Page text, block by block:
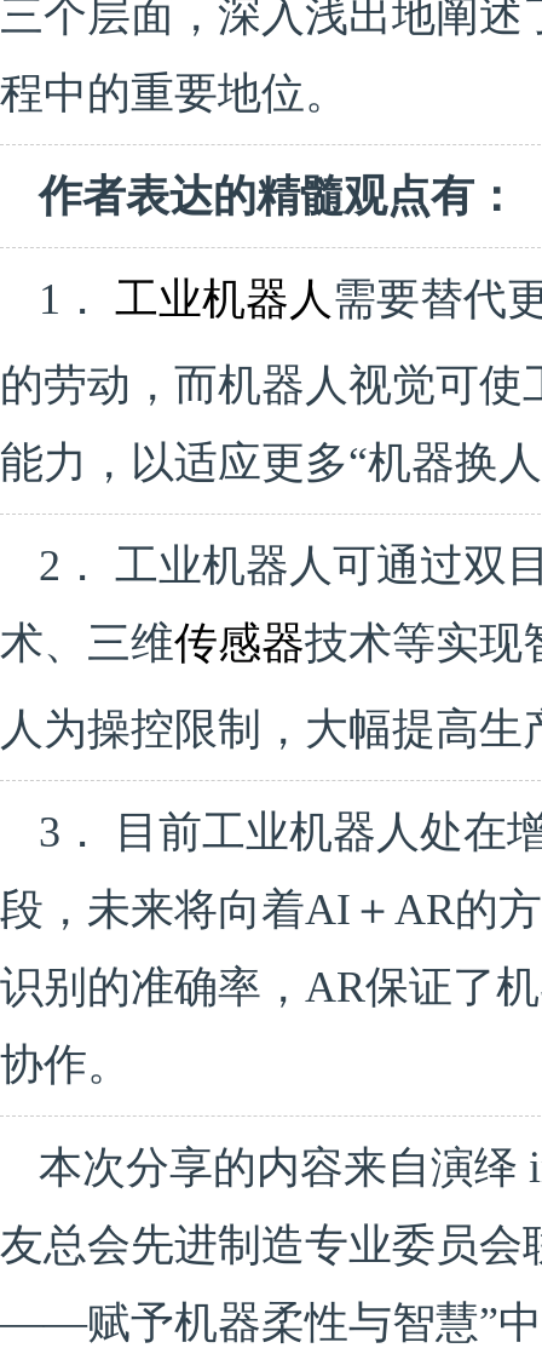
三个层面，深入浅出地阐
程中的重要地位。
作者表达的精髓观点有：
1． 工业机器人需要替代
的劳动，而机器人视觉可
能力，以适应更多“机器换
2． 工业机器人可通过双
术、三维传感器技术等实现
人为操控限制，大幅提高生
3． 目前工业机器人处在
段，未来将向着AI＋AR的
识别的准确率，AR保证了
协作。
本次分享的内容来自演绎
友总会先进制造专业委员会
——赋予机器柔性与智慧”